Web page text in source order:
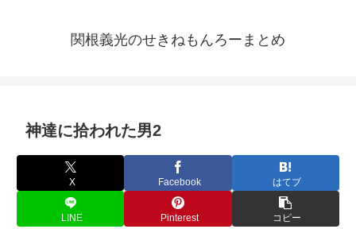
関根義光のせきねもんろーまとめ
神達に拾われた男2
X Facebook はてブ
LINE Pinterest コピー